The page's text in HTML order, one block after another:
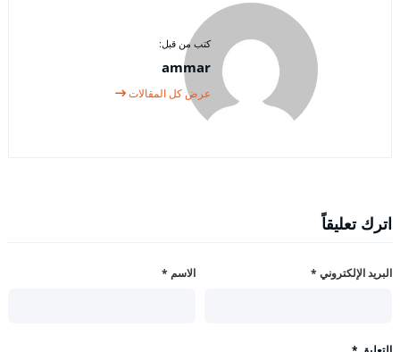
كتب من قبل:
ammar
عرض كل المقالات
اترك تعليقاً
الاسم * البريد الإلكتروني *